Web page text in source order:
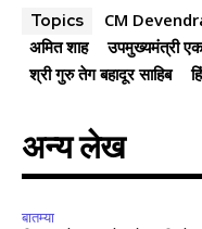
Topics CM
अमित शाह
उपमुख्यमंत्री
श्री गुरु तेग बहादूर साहिब
अन्य लेख
बातम्या